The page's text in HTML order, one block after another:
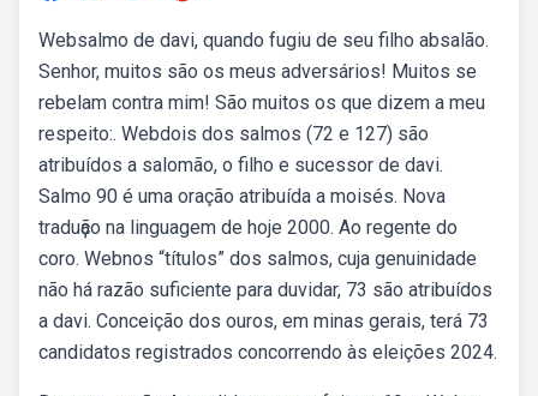
Websalmo de davi, quando fugiu de seu filho absalão.
Senhor, muitos são os meus adversários! Muitos se
rebelam contra mim! São muitos os que dizem a meu
respeito:. Webdois dos salmos (72 e 127) são
atribuídos a salomão, o filho e sucessor de davi.
Salmo 90 é uma oração atribuída a moisés. Nova
traduҫão na linguagem de hoje 2000. Ao regente do
coro. Webnos “títulos” dos salmos, cuja genuinidade
não há razão suficiente para duvidar, 73 são atribuídos
a davi. Conceição dos ouros, em minas gerais, terá 73
candidatos registrados concorrendo às eleições 2024.